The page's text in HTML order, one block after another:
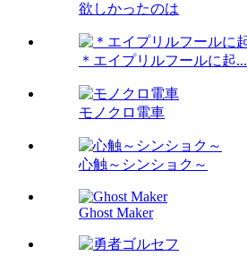
欲しかったのは
＊エイプリルフールに起...
モノクロ電車
心触～シンショク～
Ghost Maker